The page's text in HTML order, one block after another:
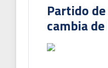
Partido
cambia